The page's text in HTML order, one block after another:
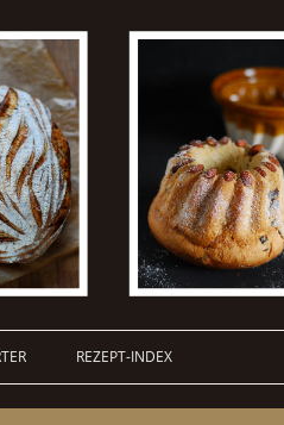
REZEPT-INDEX